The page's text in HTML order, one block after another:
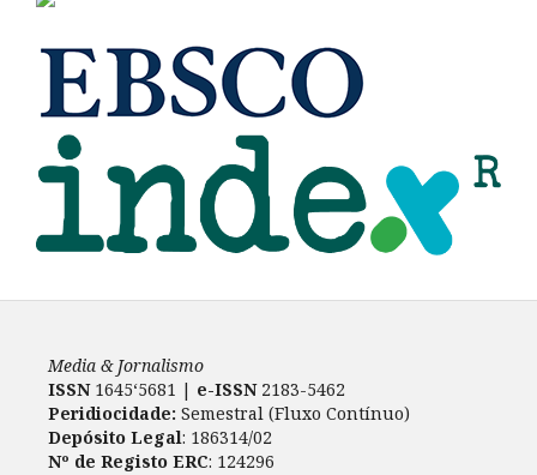
Media & Jornalismo
ISSN 1645‘5681 | e-ISSN2183-5462
Peridiocidade: Semestral (Fluxo Contínuo)
Depósito Legal: 186314/02
Nº de Registo ERC: 124296